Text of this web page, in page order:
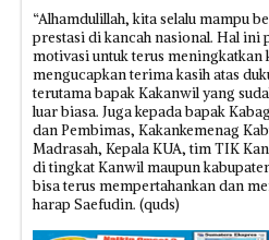
“Alhamdulillah, kita selalu mampu
prestasi di kancah nasional. Hal ini
motivasi untuk terus meningkatkan
mengucapkan terima kasih atas
terutama bapak Kakanwil yang
luar biasa. Juga kepada bapak
dan Pembimas, Kakankemenag
Madrasah, Kepala KUA, tim TIK
di tingkat Kanwil maupun
bisa terus mempertahankan dan
harap Saefudin. (quds)